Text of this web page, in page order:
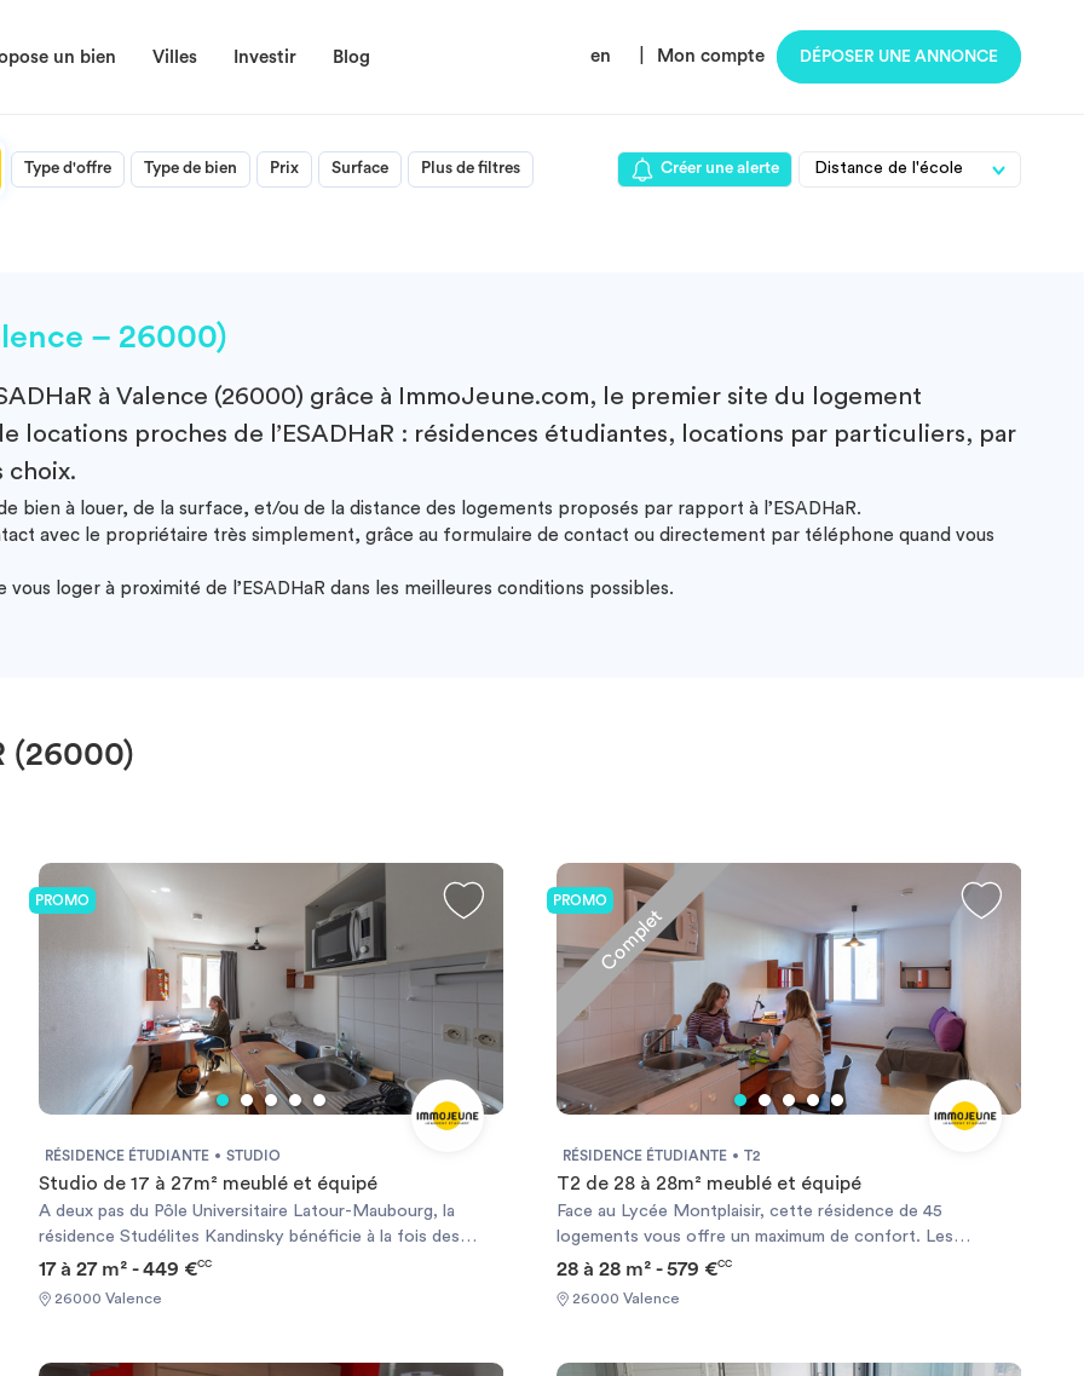
un bien Villes Investir Blog en Mon compte DÉPOSER UNE ANNONCE
Type d'offre Type de bien Prix Surface Plus de filtres Créer une alerte
– 26000)
à Valence (26000) grâce à ImmoJeune.com, le premier site du logement
locations proches de l’ESADHaR : résidences étudiantes, locations par particuliers, par
choix.
à louer, de la surface, et/ou de la distance des logements proposés par rapport à l’ESADHaR.
avec le propriétaire très simplement, grâce au formulaire de contact ou directement par téléphone quand vous
loger à proximité de l’ESADHaR dans les meilleures conditions possibles.
(26000)
PROMO
RÉSIDENCE ÉTUDIANTE STUDIO
Studio de 17 à 27m² meublé et équipé
A deux pas du Pôle Universitaire Latour-Maubourg, la
résidence Studélites Kandinsky bénéficie à la fois des
avantages du centre ville et de la proximité des différents
lieux d´études. Les cinémas, les commerces et les quartiers
animés de Valence sont à 100 mètres de la résidence.
17 à 27 m² - 449 €CC
26000 Valence
Complet
PROMO
RÉSIDENCE ÉTUDIANTE T2
T2 de 28 à 28m² meublé et équipé
Face au Lycée Montplaisir, cette résidence de 45
logements vous offre un maximum de confort. Les
commerces de proximité et les différentes lignes de bus
desservant le centre-ville de Valence sont au pied de la
résidence. Le campus universitaire de Briffaut est
vélo, voiture ou bus). Chauffage électrique et ballon d’eau
28 à 28 m² - 579 €CC
26000 Valence